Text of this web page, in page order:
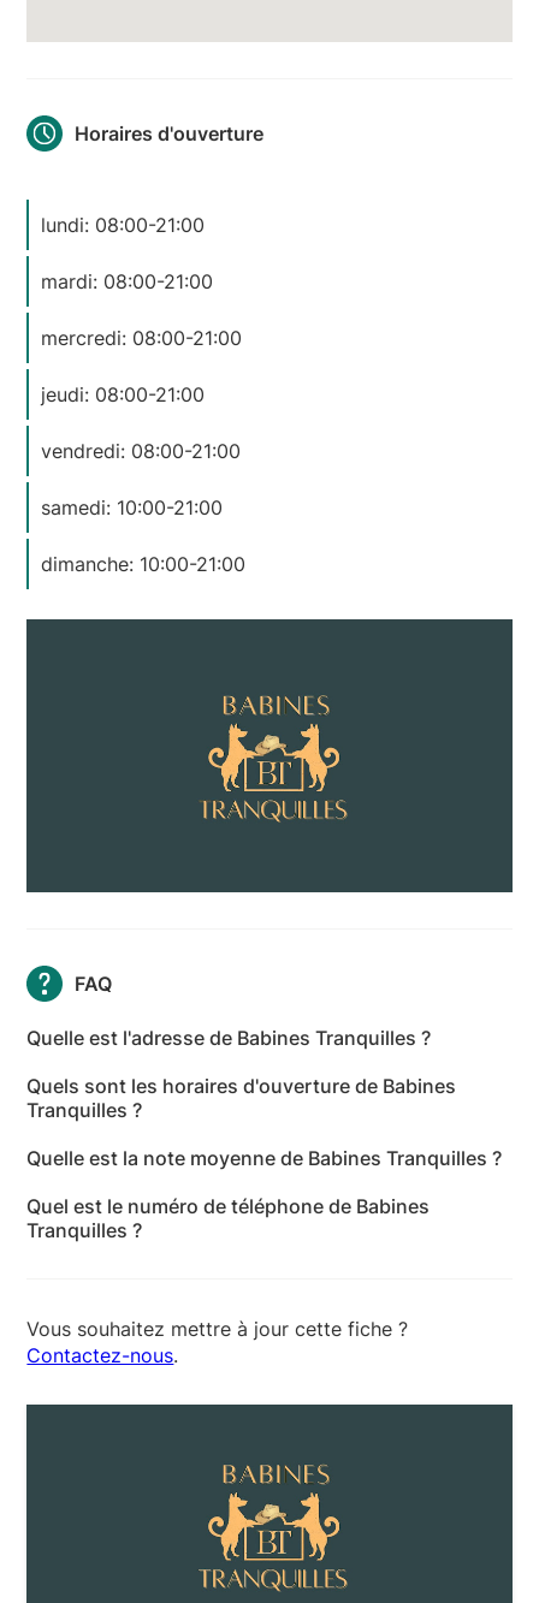
Horaires d'ouverture
lundi: 08:00-21:00
mardi: 08:00-21:00
mercredi: 08:00-21:00
jeudi: 08:00-21:00
vendredi: 08:00-21:00
samedi: 10:00-21:00
dimanche: 10:00-21:00
FAQ
Quelle est l'adresse de Babines Tranquilles ?
pont de vaux, 71760 Marly-Sous-Issy - Saône-et-
Loire
Quels sont les horaires d'ouverture de Babines
Tranquilles ?
les suivants : lundi: 08:00-21:00 - mardi: 08:00-21:00
- mercredi: 08:00-21:00 - jeudi: 08:00-21:00 -
vendredi: 08:00-21:00 - samedi: 10:00-21:00 -
dimanche: 10:00-21:00
Quelle est la note moyenne de Babines Tranquilles ?
moyenne de 5 sur 5.
Quel est le numéro de téléphone de Babines
Tranquilles ?
Vous souhaitez mettre à jour cette fiche ?
Contactez-nous.